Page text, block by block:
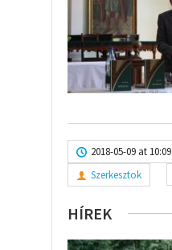
2018-05-09 at 10:09
Szerkesztok
HÍREK